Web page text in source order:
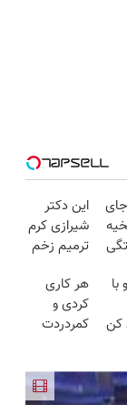
این دکتر
شیرازی کرم
ترمیم زخم
ساخت!!!
با
کن
هر کاری
کردی و
کمردردت
پرسشنامه و